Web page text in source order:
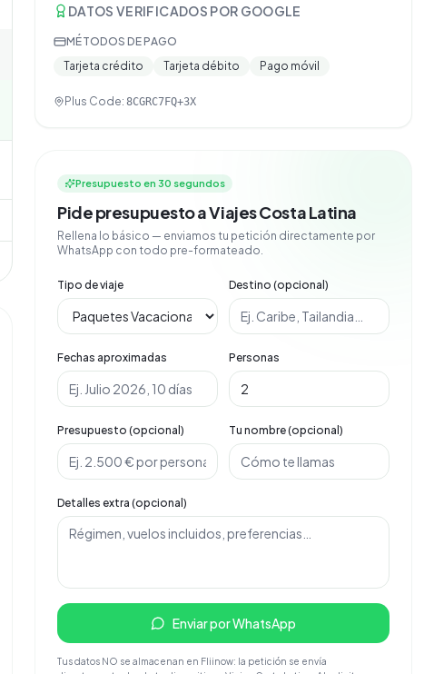
DATOS VERIFICADOS POR GOOGLE
MÉTODOS DE PAGO
Tarjeta crédito
Tarjeta débito Pago móvil
Plus Code: 8CGRC7FQ+3X
Presupuesto en 30 segundos
Pide presupuesto a Viajes Costa Latina
Rellena lo básico — enviamos tu petición directamente por
WhatsApp con todo pre-formateado.
Tipo de viaje Destino (opcional)
Fechas aproximadas Personas
Presupuesto (opcional) Tu nombre (opcional)
Detalles extra (opcional)
Enviar por WhatsApp
Tus datos NO se almacenan en Fliinow: la petición se envía